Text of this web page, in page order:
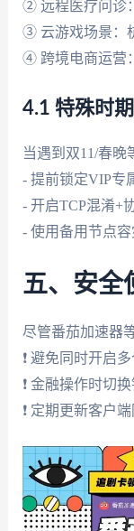
② 远程医疗问诊
③ 云游戏场景：
④ 跨境电商运营
4.1 特殊时
当遇到双11/春晚
- 提前锁定VIP专
- 开启TCP混淆+
- 使用备用节点
五、安全
尽管番茄加速器
❗ 避免同时开启
❗ 金融操作时切
❗ 定期更新客户